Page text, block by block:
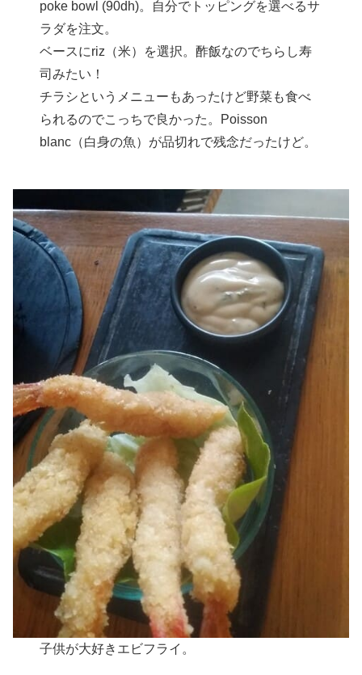
poke bowl (90dh)。自分でトッピングを選べるサ
ラダを注文。
ベースにriz（米）を選択。酢飯なのでちらし寿
司みたい！
チラシというメニューもあったけど野菜も食べ
られるのでこっちで良かった。Poisson
blanc（白身の魚）が品切れで残念だったけど。
子供が大好きエビフライ。